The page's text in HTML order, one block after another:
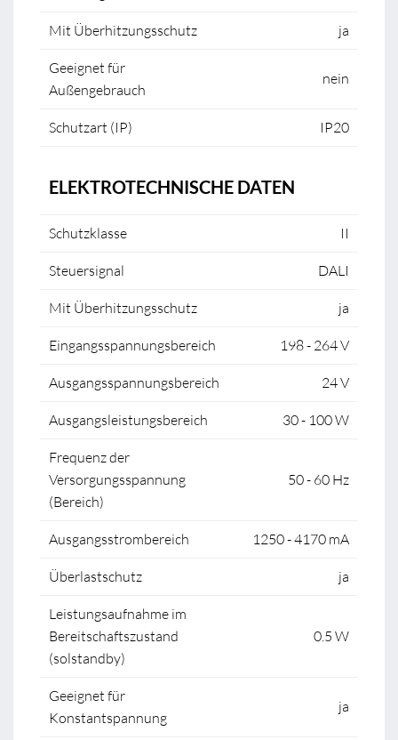
Mit Überhitzungsschutz ja
Geeignet für
Außengebrauch
nein
Schutzart (IP) IP20
ELEKTROTECHNISCHE DATEN
Schutzklasse II
Steuersignal DALI
Mit Überhitzungsschutz ja
Eingangsspannungsbereich 198 - 264 V
Ausgangsspannungsbereich 24 V
Ausgangsleistungsbereich 30 - 100 W
Frequenz der
Versorgungsspannung
(Bereich)
50 - 60 Hz
Ausgangsstrombereich 1250 - 4170 mA
Überlastschutz ja
Leistungsaufnahme im
Bereitschaftszustand
(solstandby)
0.5 W
Geeignet für
Konstantspannung
ja